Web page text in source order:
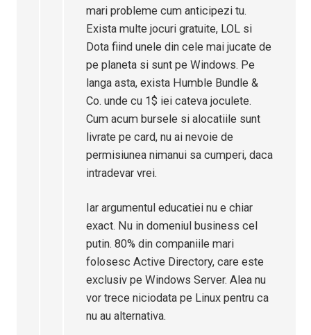
mari probleme cum anticipezi tu.
Exista multe jocuri gratuite, LOL si
Dota fiind unele din cele mai jucate de
pe planeta si sunt pe Windows. Pe
langa asta, exista Humble Bundle &
Co. unde cu 1$ iei cateva joculete.
Cum acum bursele si alocatiile sunt
livrate pe card, nu ai nevoie de
permisiunea nimanui sa cumperi, daca
intradevar vrei.
Iar argumentul educatiei nu e chiar
exact. Nu in domeniul business cel
putin. 80% din companiile mari
folosesc Active Directory, care este
exclusiv pe Windows Server. Alea nu
vor trece niciodata pe Linux pentru ca
nu au alternativa.